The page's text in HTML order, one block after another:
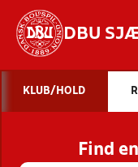
DBU
STILLINGER,
KLUB/HOLD
Find